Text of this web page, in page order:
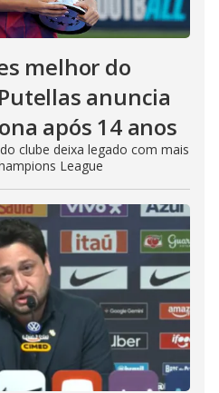
melhor do
anuncia
após 14 anos
clube deixa legado com mais
League